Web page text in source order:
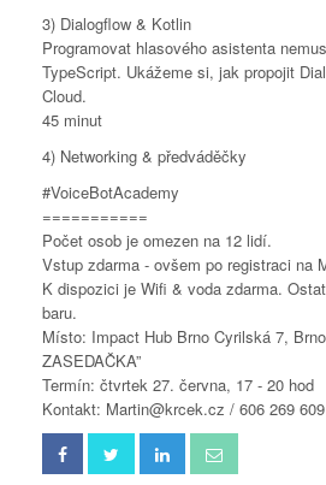
3) Dialogflow & Kotlin
Programovat hlasového asistenta
TypeScript. Ukážeme si, jak propojit
Cloud.
45 minut
4) Networking & předváděčky
#VoiceBotAcademy
===========
Počet osob je omezen na 12 lidí.
Vstup zdarma - ovšem po registraci na
K dispozici je Wifi & voda zdarma.
baru.
Místo: Impact Hub Brno Cyrilská 7,
ZASEDAČKA”
Termín: čtvrtek 27. června, 17 - 20 hod
Kontakt: Martin@krcek.cz / 606 269 609